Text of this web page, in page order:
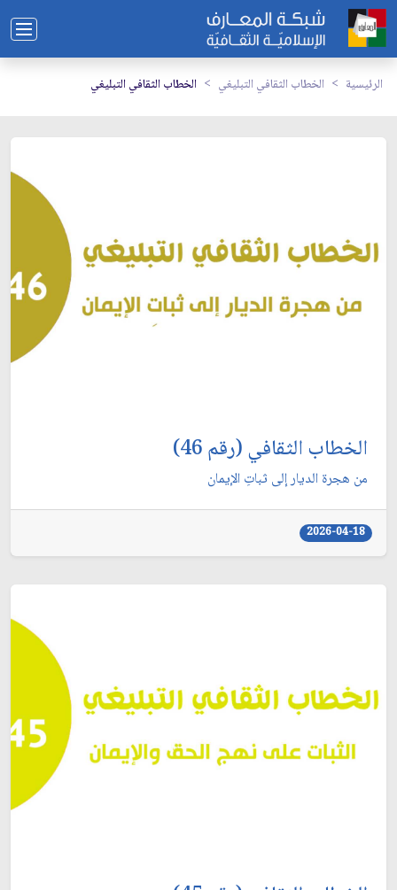
الرئيسية الخطاب الثقافي التبليغي الخطاب الثقافي التبليغي
الخطاب الثقافي (رقم 46)
من هجرة الديار إلى ثباتِ الإيمان
2026-04-18